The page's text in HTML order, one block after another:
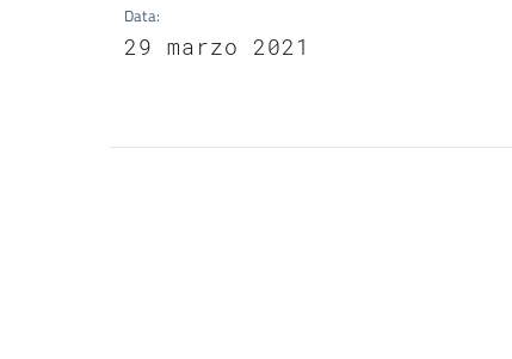
Data:
29 marzo 2021